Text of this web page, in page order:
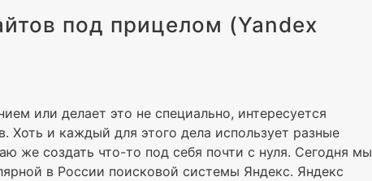
под прицелом (Yandex
или делает это не специально, интересуется
Хоть и каждый для этого дела использует разные
же создать что-то под себя почти с нуля. Сегодня мы
в России поисковой системы Яндекс. Яндекс